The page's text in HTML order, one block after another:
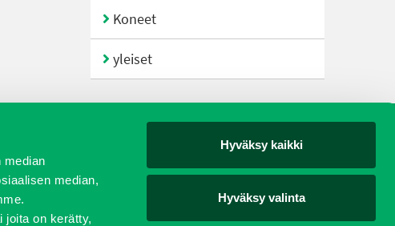
median
median,
joita on kerätty,
Hyväksy kaikki
Hyväksy valinta
Koneet
yleiset